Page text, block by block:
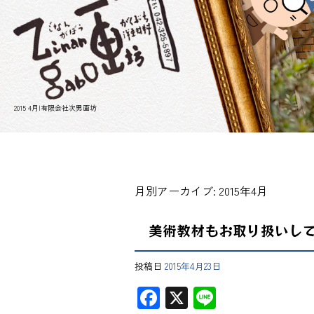
2015 4月|有限会社次男画坊
月別アーカイブ: 2015年4月
美術教材もお取り扱いし
投稿日 2015年4月23日
F X